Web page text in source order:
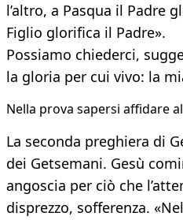
l’altro, a Pasqua il Padre
Figlio glorifica il Padre».
Possiamo chiederci,
la gloria per cui vivo: la
Nella prova sapersi affidare
La seconda preghiera di
dei Getsemani. Gesù
angoscia per ciò che
disprezzo, sofferenza.